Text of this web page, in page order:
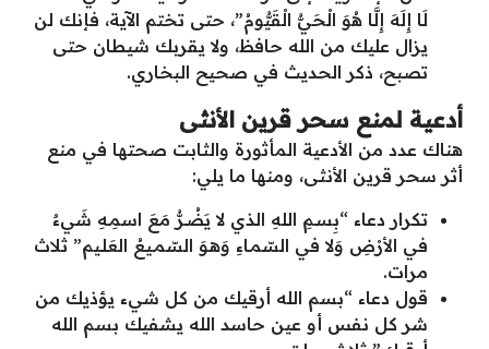
لَا إِلَهَ إِلَّا هُوَ الْحَيُّ الْقَيُّومُ”، حتى تختم الآية، فإنك لن
يزال عليك من الله حافظ، ولا يقربك شيطان حتى
تصبح، ذكر الحديث في صحيح البخاري.
أدعية لمنع سحر قرين الأنثى
هناك عدد من الأدعية المأثورة والثابت صحتها في منع
أثر سحر قرين الأنثى، ومنها ما يلي:
تكرار دعاء “بِسـمِ اللهِ الذي لا يَضُـرُّ مَعَ اسمِـهِ شَيءٌ
في الأرْضِ وَلا في السّمـاءِ وَهـوَ السّمـيعُ العَلـيم” ثلاث
مرات.
قول دعاء “بسم الله أرقيك من كل شيء يؤذيك من
شر كل نفس أو عين حاسد الله يشفيك بسم الله